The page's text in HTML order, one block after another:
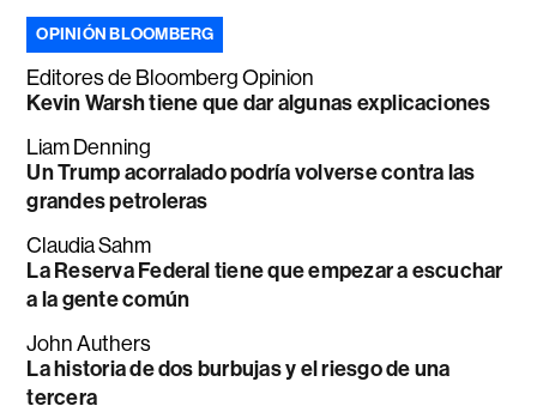
OPINIÓN BLOOMBERG
Editores de Bloomberg Opinion
Kevin Warsh tiene que dar algunas explicaciones
Liam Denning
Un Trump acorralado podría volverse contra las
grandes petroleras
Claudia Sahm
La Reserva Federal tiene que empezar a escuchar
a la gente común
John Authers
La historia de dos burbujas y el riesgo de una
tercera